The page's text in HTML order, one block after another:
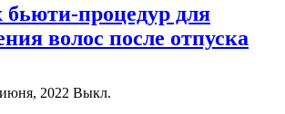
процедур для
волос после отпуска
2022 Выкл.